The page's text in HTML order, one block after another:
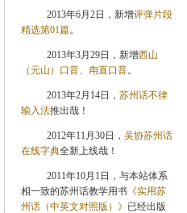
2013年6月2日，新增评弹片段
精选第01篇。
2013年3月29日，新增西山
（元山）口音、甪直口音。
2013年2月14日， 苏州话不律
输入法推出哉！
2012年11月30日， 吴协苏州话
在线字典全新上线哉！
2011年10月1日，与本站体系
相一致的苏州话教学用书 《实用苏
州话（中英文对照版）》 已经出版